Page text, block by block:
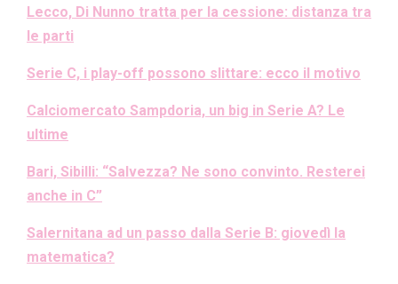
Lecco, Di Nunno tratta per la cessione: distanza tra
le parti
Serie C, i play-off possono slittare: ecco il motivo
Calciomercato Sampdoria, un big in Serie A? Le
ultime
Bari, Sibilli: “Salvezza? Ne sono convinto. Resterei
anche in C”
Salernitana ad un passo dalla Serie B: giovedì la
matematica?